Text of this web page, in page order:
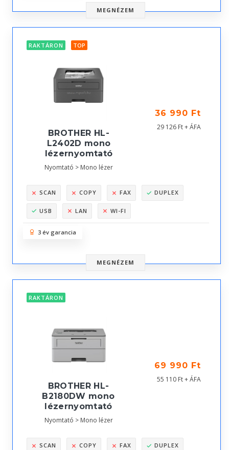
MEGNÉZEM
RAKTÁRON TOP
BROTHER HL-
L2402D mono
lézernyomtató
Nyomtató > Mono lézer
36 990 Ft
29 126 Ft + ÁFA
SCAN COPY FAX DUPLEX
USB LAN WI-FI
3 év garancia
MEGNÉZEM
RAKTÁRON
BROTHER HL-
B2180DW mono
lézernyomtató
Nyomtató > Mono lézer
69 990 Ft
55 110 Ft + ÁFA
SCAN COPY FAX DUPLEX